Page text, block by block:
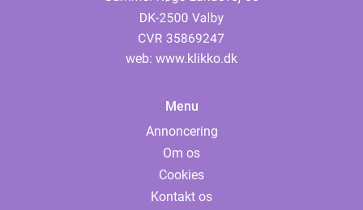
web: www.klikko.dk
Menu
Annoncering
Om os
Cookies
Kontakt os